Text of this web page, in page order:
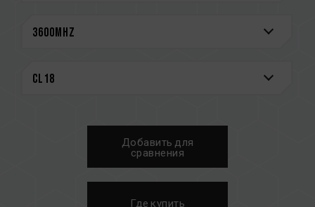
Поддержка O.C. Profile
Chinese Utility Patent (number: CN 210039639
См. полный список совместимых платформ в
«Запрос совместимости».
Перед покупкой изделий памяти
ознакомьтесь со списком совместимости
Добавить для
сравнения
Где купить